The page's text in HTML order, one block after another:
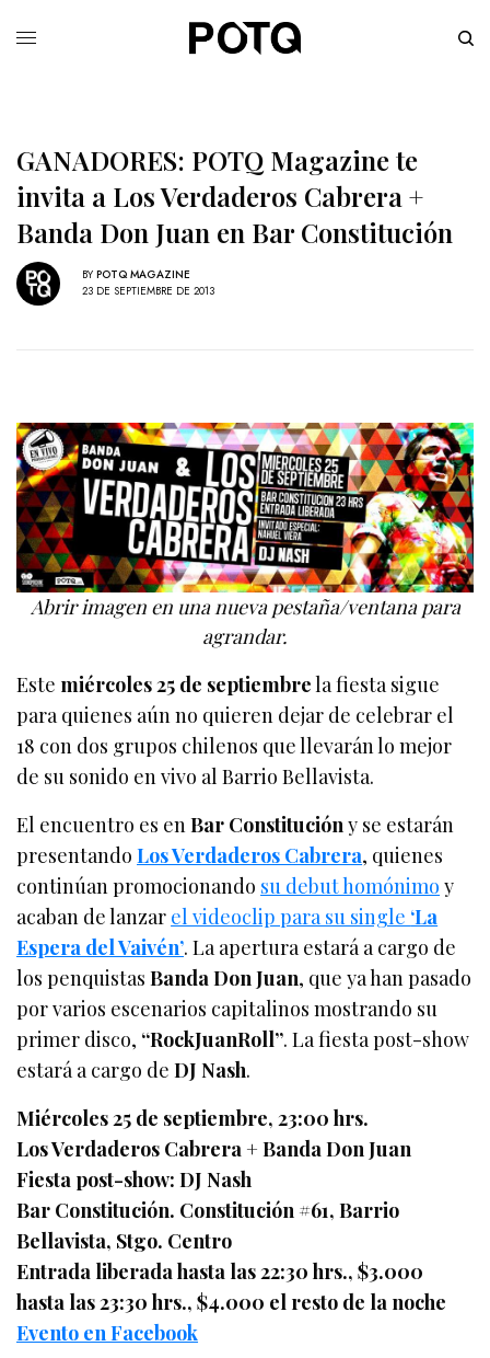
GANADORES: POTQ Magazine te
invita a Los Verdaderos Cabrera +
Banda Don Juan en Bar Constitución
BY POTQ MAGAZINE
23 DE SEPTIEMBRE DE 2013
Abrir imagen en una nueva pestaña/ventana para
agrandar.
Este miércoles 25 de septiembrela fiesta sigue
para quienes aún no quieren dejar de celebrar el
18 con dos grupos chilenos que llevarán lo mejor
de su sonido en vivo al Barrio Bellavista.
El encuentro es enBar Constitución y se estarán
presentandoLos Verdaderos Cabrera, quienes
continúan promocionando su debut homónimo y
acaban de lanzar el videoclip para su single ‘La
Espera del Vaivén’. La apertura estará a cargo de
los penquistasBanda Don Juan, que ya han pasado
por varios escenarios capitalinos mostrando su
primer disco, “RockJuanRoll”. La fiesta post-show
estará a cargo deDJ Nash.
Miércoles 25 de septiembre, 23:00 hrs.
Los Verdaderos Cabrera + Banda Don Juan
Fiesta post-show: DJ Nash
Bar Constitución. Constitución #61, Barrio
Bellavista, Stgo. Centro
Entrada liberada hasta las 22:30 hrs., $3.000
hasta las 23:30 hrs., $4.000 el resto de la noche
Evento en Facebook